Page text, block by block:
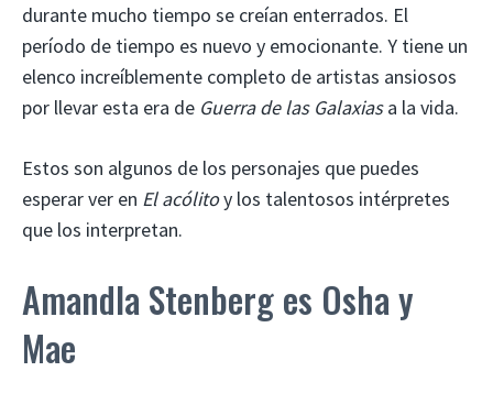
durante mucho tiempo se creían enterrados. El
período de tiempo es nuevo y emocionante. Y tiene un
elenco increíblemente completo de artistas ansiosos
por llevar esta era de Guerra de las Galaxiasa la vida.
Estos son algunos de los personajes que puedes
esperar ver en El acólitoy los talentosos intérpretes
que los interpretan.
Amandla Stenberg es Osha y
Mae